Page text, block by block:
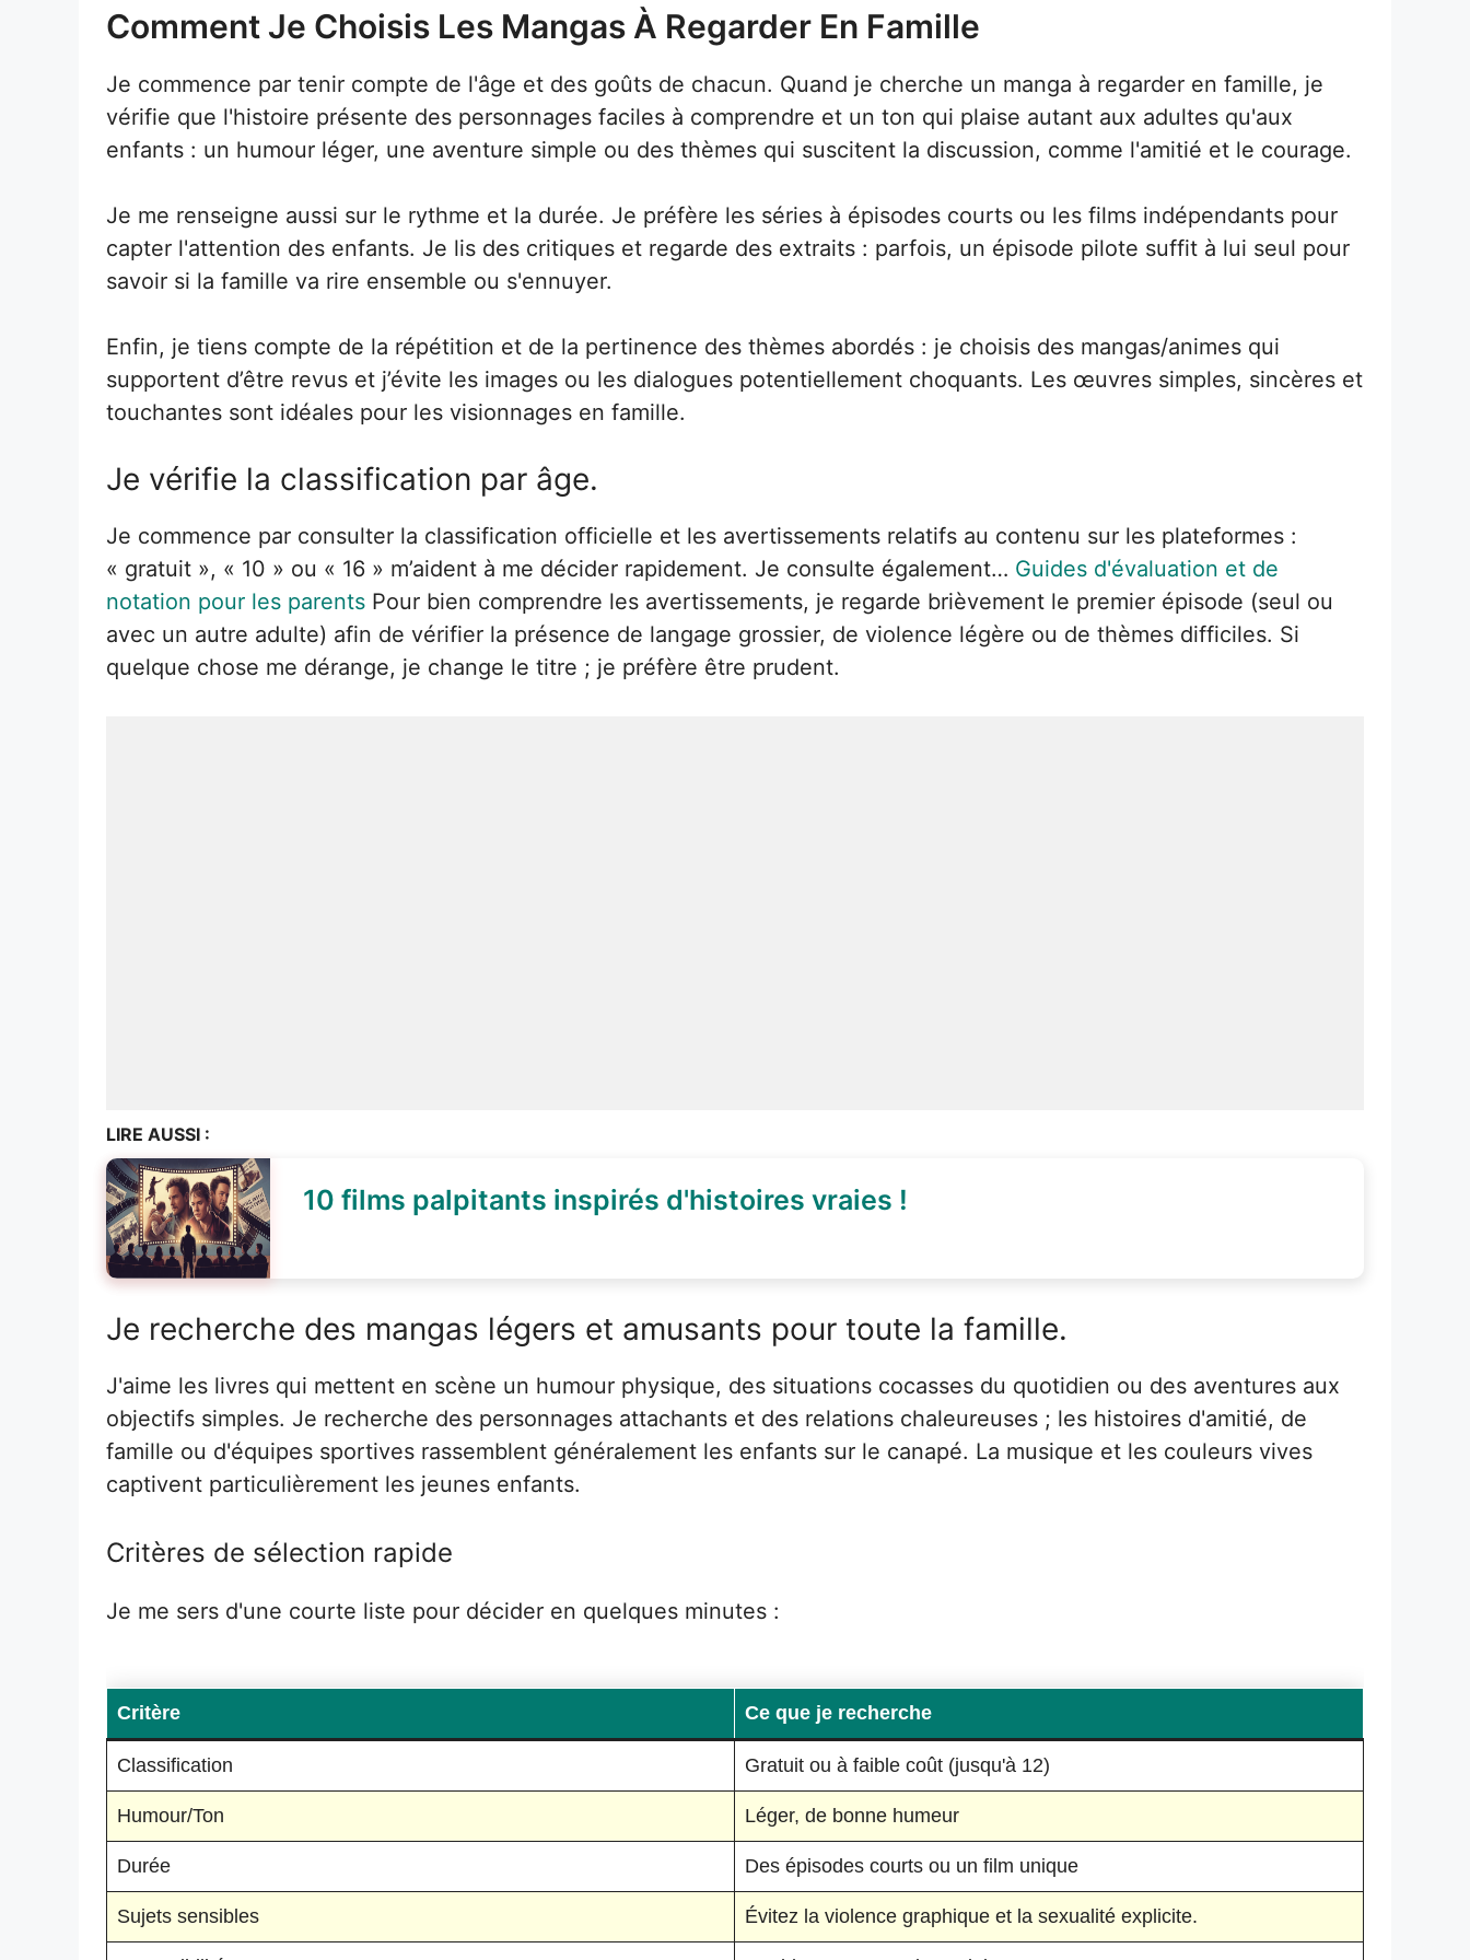
Comment Je Choisis Les Mangas À Regarder En Famille
Je commence par tenir compte de l'âge et des goûts de chacun. Quand je cherche un manga à regarder en famille, je
vérifie que l'histoire présente des personnages faciles à comprendre et un ton qui plaise autant aux adultes qu'aux
enfants : un humour léger, une aventure simple ou des thèmes qui suscitent la discussion, comme l'amitié et le courage.
Je me renseigne aussi sur le rythme et la durée. Je préfère les séries à épisodes courts ou les films indépendants pour
capter l'attention des enfants. Je lis des critiques et regarde des extraits : parfois, un épisode pilote suffit à lui seul pour
savoir si la famille va rire ensemble ou s'ennuyer.
Enfin, je tiens compte de la répétition et de la pertinence des thèmes abordés : je choisis des mangas/animes qui
supportent d’être revus et j’évite les images ou les dialogues potentiellement choquants. Les œuvres simples, sincères et
touchantes sont idéales pour les visionnages en famille.
Je vérifie la classification par âge.
Je commence par consulter la classification officielle et les avertissements relatifs au contenu sur les plateformes :
« gratuit », « 10 » ou « 16 » m’aident à me décider rapidement. Je consulte également… Guides d'évaluation et de
notation pour les parents Pour bien comprendre les avertissements, je regarde brièvement le premier épisode (seul ou
avec un autre adulte) afin de vérifier la présence de langage grossier, de violence légère ou de thèmes difficiles. Si
quelque chose me dérange, je change le titre ; je préfère être prudent.
LIRE AUSSI :
10 films palpitants inspirés d'histoires vraies !
Je recherche des mangas légers et amusants pour toute la famille.
J'aime les livres qui mettent en scène un humour physique, des situations cocasses du quotidien ou des aventures aux
objectifs simples. Je recherche des personnages attachants et des relations chaleureuses ; les histoires d'amitié, de
famille ou d'équipes sportives rassemblent généralement les enfants sur le canapé. La musique et les couleurs vives
captivent particulièrement les jeunes enfants.
Critères de sélection rapide
Je me sers d'une courte liste pour décider en quelques minutes :
Critère Ce que je recherche
Classification Gratuit ou à faible coût (jusqu'à 12)
Humour/Ton Léger, de bonne humeur
Durée Des épisodes courts ou un film unique
Sujets sensibles Évitez la violence graphique et la sexualité explicite.